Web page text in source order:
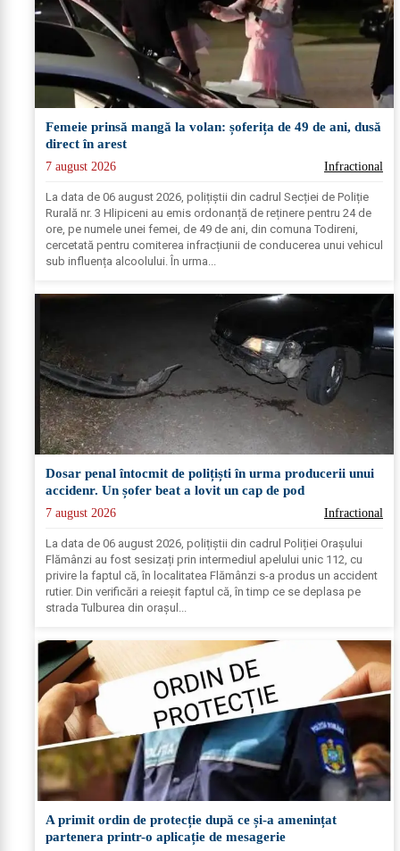
Femeie prinsă mangă la volan: șoferița de 49 de ani, dusă
direct în arest
7 august 2026 Infractional
La data de 06 august 2026, polițiștii din cadrul Secției de Poliție
Rurală nr. 3 Hlipiceni au emis ordonanță de reținere pentru 24 de
ore, pe numele unei femei, de 49 de ani, din comuna Todireni,
cercetată pentru comiterea infracțiunii de conducerea unui vehicul
sub influența alcoolului. În urma...
Dosar penal întocmit de polițiști în urma producerii unui
accidenr. Un șofer beat a lovit un cap de pod
7 august 2026 Infractional
La data de 06 august 2026, polițiștii din cadrul Poliției Orașului
Flămânzi au fost sesizați prin intermediul apelului unic 112, cu
privire la faptul că, în localitatea Flămânzi s-a produs un accident
rutier. Din verificări a reieșit faptul că, în timp ce se deplasa pe
strada Tulburea din orașul...
A primit ordin de protecție după ce și-a amenințat
partenera printr-o aplicație de mesagerie